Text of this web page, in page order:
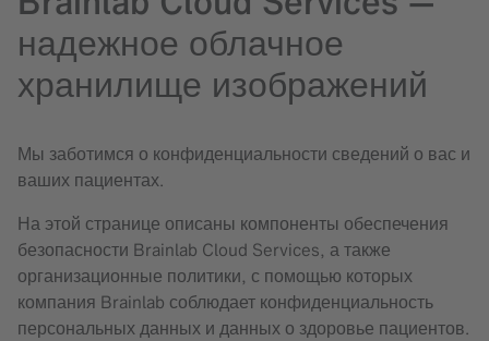
надежное облачное
хранилище изображений
Мы заботимся о конфиденциальности сведений о вас и
ваших пациентах.
На этой странице описаны компоненты обеспечения
безопасности Brainlab Cloud Services, а также
организационные политики, с помощью которых
компания Brainlab соблюдает конфиденциальность
персональных данных и данных о здоровье пациентов.